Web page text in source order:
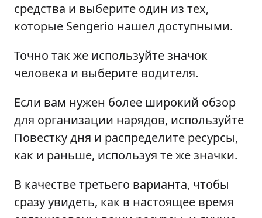
средства и выберите один из тех,
которые Sengerio нашел доступными.
Точно так же используйте значок
человека и выберите водителя.
Если вам нужен более широкий обзор
для организации нарядов, используйте
Повестку дня и распределите ресурсы,
как и раньше, используя те же значки.
В качестве третьего варианта, чтобы
сразу увидеть, как в настоящее время